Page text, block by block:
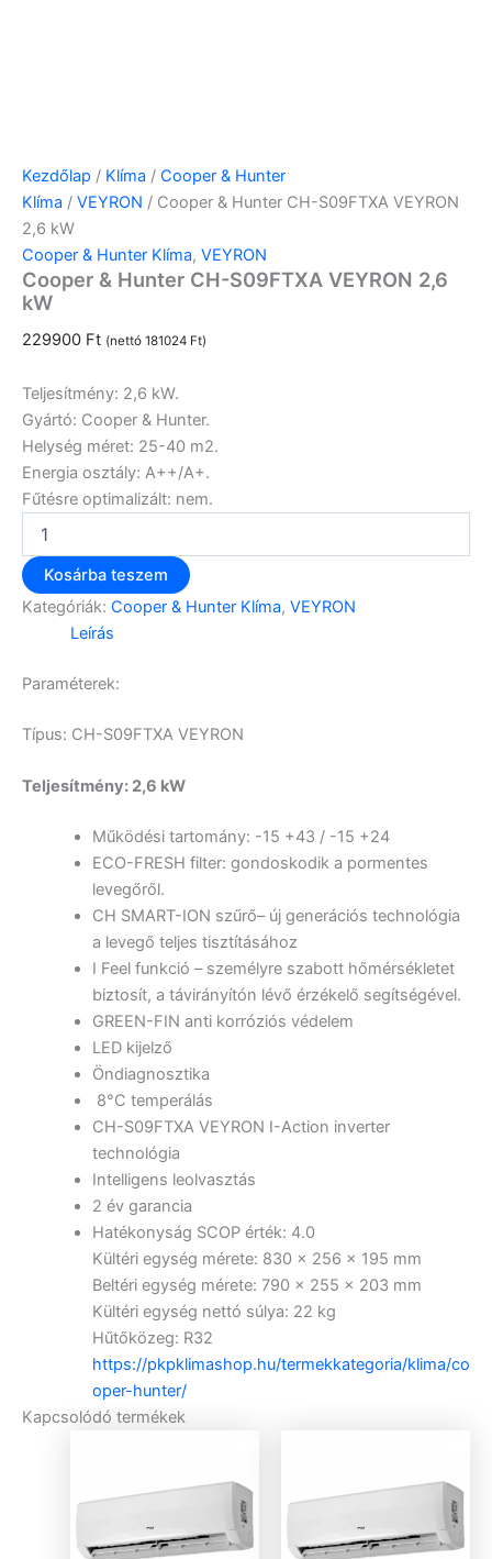
Kezdőlap / Klíma / Cooper & Hunter
Klíma / VEYRON / Cooper & Hunter CH-S09FTXA VEYRON
2,6 kW
Cooper & Hunter Klíma, VEYRON
Cooper & Hunter CH-S09FTXA VEYRON 2,6
kW
229900 Ft (nettó 181024 Ft)
Teljesítmény: 2,6 kW.
Gyártó: Cooper & Hunter.
Helység méret: 25-40 m2.
Energia osztály: A++/A+.
Fűtésre optimalizált: nem.
Kosárba teszem
Kategóriák: Cooper & Hunter Klíma, VEYRON
Leírás
Paraméterek:
Típus: CH-S09FTXA VEYRON
Teljesítmény: 2,6 kW
Működési tartomány: -15 +43 / -15 +24
ECO-FRESH filter: gondoskodik a pormentes
levegőről.
CH SMART-ION szűrő– új generációs technológia
a levegő teljes tisztításához
I Feel funkció – személyre szabott hőmérsékletet
biztosít, a távirányítón lévő érzékelő segítségével.
GREEN-FIN anti korróziós védelem
LED kijelző
Öndiagnosztika
8°C temperálás
CH-S09FTXA VEYRON I-Action inverter
technológia
Intelligens leolvasztás
2 év garancia
Hatékonyság SCOP érték: 4.0
Kültéri egység mérete: 830 x 256 x 195 mm
Beltéri egység mérete: 790 x 255 x 203 mm
Kültéri egység nettó súlya: 22 kg
Hűtőközeg: R32
https://pkpklimashop.hu/termekkategoria/klima/co
oper-hunter/
Kapcsolódó termékek